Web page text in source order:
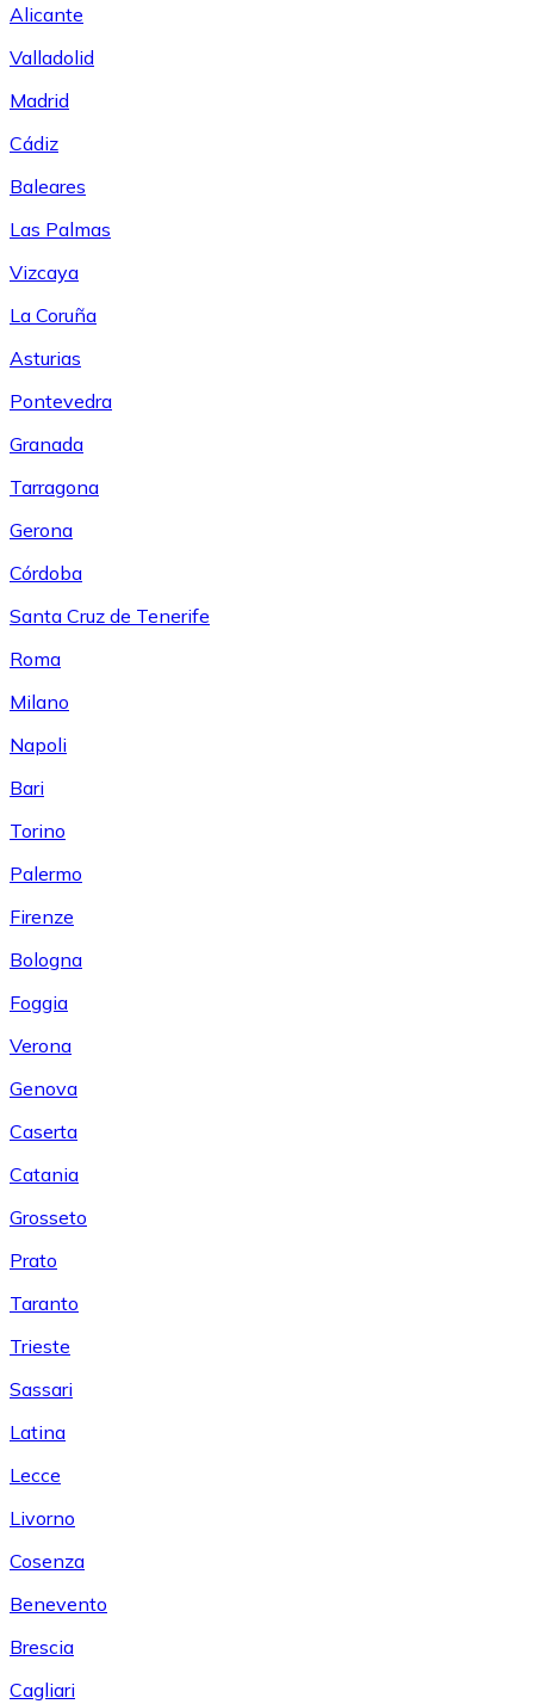
Alicante
Valladolid
Madrid
Cádiz
Baleares
Las Palmas
Vizcaya
La Coruña
Asturias
Pontevedra
Granada
Tarragona
Gerona
Córdoba
Santa Cruz de Tenerife
Roma
Milano
Napoli
Bari
Torino
Palermo
Firenze
Bologna
Foggia
Verona
Genova
Caserta
Catania
Grosseto
Prato
Taranto
Trieste
Sassari
Latina
Lecce
Livorno
Cosenza
Benevento
Brescia
Cagliari